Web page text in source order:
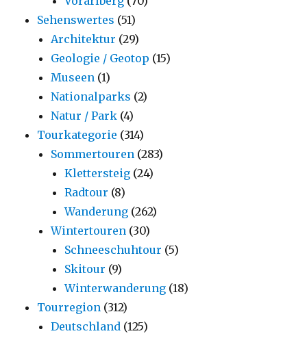
Sehenswertes (51)
Architektur (29)
Geologie / Geotop (15)
Museen (1)
Nationalparks (2)
Natur / Park (4)
Tourkategorie (314)
Sommertouren (283)
Klettersteig (24)
Radtour (8)
Wanderung (262)
Wintertouren (30)
Schneeschuhtour (5)
Skitour (9)
Winterwanderung (18)
Tourregion (312)
Deutschland (125)